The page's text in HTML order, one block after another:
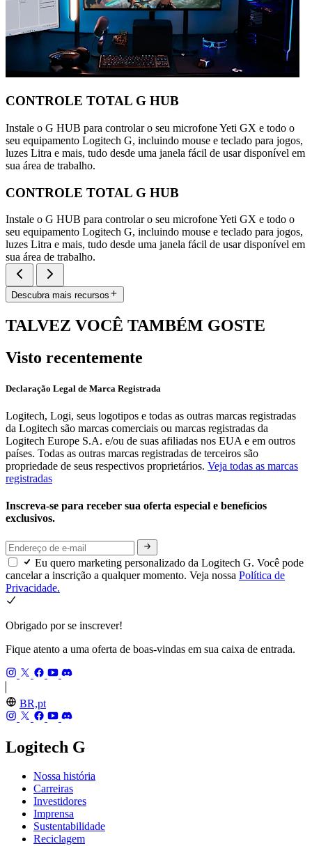
CONTROLE TOTAL G HUB
Instale o G HUB para controlar o seu microfone Yeti GX e todo o
seu equipamento Logitech G, incluindo mouse e teclado para jogos,
luzes Litra e mais, tudo desde uma janela fácil de usar disponível em
sua área de trabalho.
CONTROLE TOTAL G HUB
Instale o G HUB para controlar o seu microfone Yeti GX e todo o
seu equipamento Logitech G, incluindo mouse e teclado para jogos,
luzes Litra e mais, tudo desde uma janela fácil de usar disponível em
sua área de trabalho.
Descubra mais recursos
TALVEZ VOCÊ TAMBÉM GOSTE
Visto recentemente
Declaração Legal de Marca Registrada
Logitech, Logi, seus logotipos e todas as outras marcas registradas
da Logitech são marcas comerciais ou marcas registradas da
Logitech Europe S.A. e/ou de suas afiliadas nos EUA e em outros
países. Todas as outras marcas registradas de terceiros são
propriedade de seus respectivos proprietários. Veja todas as marcas
registradas
Inscreva-se para receber sua oferta especial e benefícios
exclusivos.
Eu quero marketing personalizado da Logitech G. Você pode
cancelar a inscrição a qualquer momento. Veja nossa Política de
Privacidade.
Obrigado por se inscrever!
Fique atento a uma oferta de boas-vindas em sua caixa de entrada.
BR,pt
Logitech G
Nossa história
Carreiras
Investidores
Imprensa
Sustentabilidade
Reciclagem